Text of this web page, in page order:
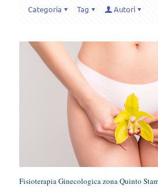
Categoria Tag Autori
Fisioterapia Ginecologica zona Quinto